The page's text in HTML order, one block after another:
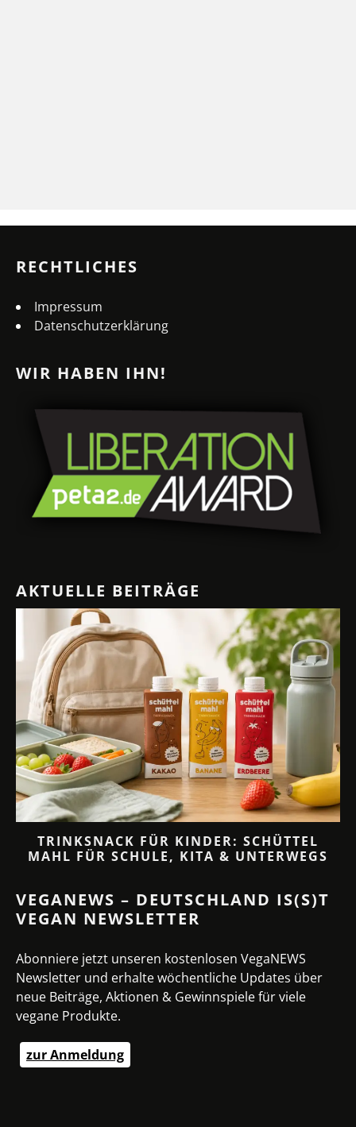
RECHTLICHES
Impressum
Datenschutzerklärung
WIR HABEN IHN!
AKTUELLE BEITRÄGE
TRINKSNACK FÜR KINDER: SCHÜTTEL
MAHL FÜR SCHULE, KITA & UNTERWEGS
VEGANEWS – DEUTSCHLAND IS(S)T
VEGAN NEWSLETTER
Abonniere jetzt unseren kostenlosen VegaNEWS
Newsletter und erhalte wöchentliche Updates über
neue Beiträge, Aktionen & Gewinnspiele für viele
vegane Produkte.
zur Anmeldung